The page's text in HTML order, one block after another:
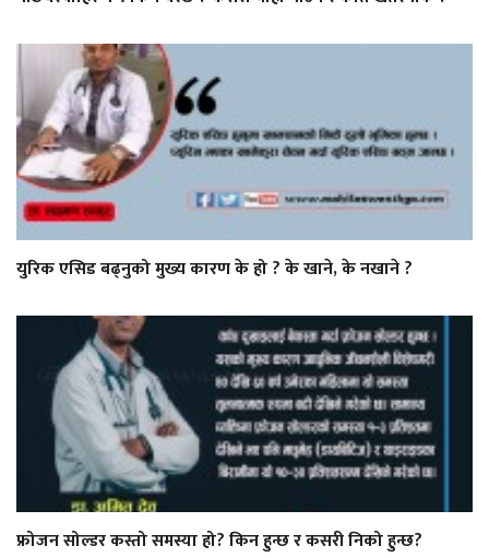
युरिक एसिड बढ्नुको मुख्य कारण के हो ? के खाने, के नखाने ?
फ्रोजन सोल्डर कस्तो समस्या हो? किन हुन्छ र कसरी निको हुन्छ?